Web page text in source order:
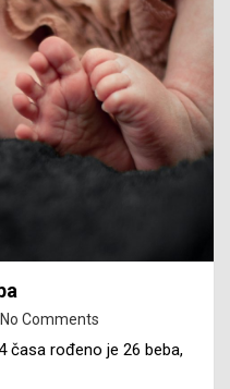
No Comments
časa rođeno je 26 beba,